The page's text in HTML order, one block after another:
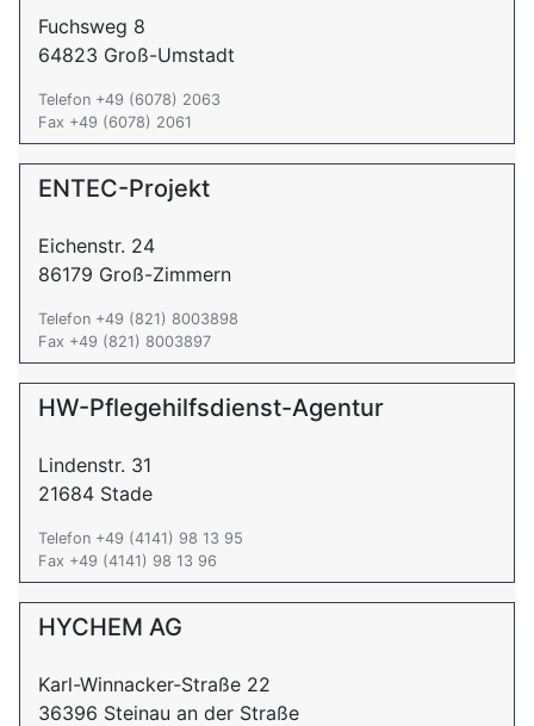
Fuchsweg 8
64823 Groß-Umstadt
Telefon +49 (6078) 2063
Fax +49 (6078) 2061
ENTEC-Projekt
Eichenstr. 24
86179 Groß-Zimmern
Telefon +49 (821) 8003898
Fax +49 (821) 8003897
HW-Pflegehilfsdienst-Agentur
Lindenstr. 31
21684 Stade
Telefon +49 (4141) 98 13 95
Fax +49 (4141) 98 13 96
HYCHEM AG
Karl-Winnacker-Straße 22
36396 Steinau an der Straße